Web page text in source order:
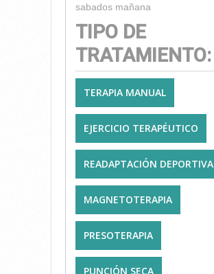
sabados mañana
TIPO DE
TRATAMIENTO:
TERAPIA MANUAL
EJERCICIO TERAPÉUTICO
READAPTACIÓN DEPORTIVA
MAGNETOTERAPIA
PRESOTERAPIA
PUNCIÓN SECA